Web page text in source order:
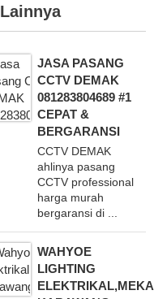
Lainnya
JASA PASANG
CCTV DEMAK
081283804689 #1
CEPAT &
BERGARANSI
CCTV DEMAK
ahlinya pasang
CCTV professional
harga murah
bergaransi di ...
WAHYOE
LIGHTING